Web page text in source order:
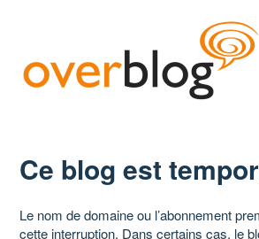
Ce blog est
Le nom de domaine ou l’abonnement
cette interruption. Dans certains cas, le